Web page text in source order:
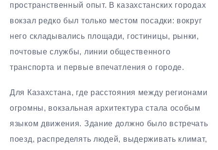
пространственный опыт. В казахстанских городах
вокзал редко был только местом посадки: вокруг
него складывались площади, гостиницы, рынки,
почтовые службы, линии общественного
транспорта и первые впечатления о городе.
Для Казахстана, где расстояния между регионами
огромны, вокзальная архитектура стала особым
языком движения. Здание должно было встречать
поезд, распределять людей, выдерживать климат,